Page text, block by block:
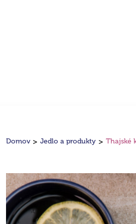
Domov Jedlo a produkty Thajské